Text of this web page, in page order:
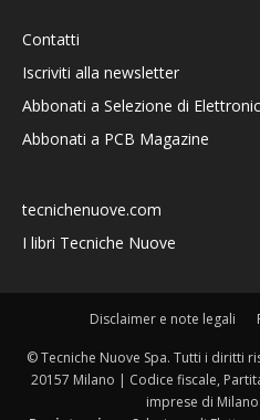
Contatti
Iscriviti alla newsletter
Abbonati a Selezione di
Abbonati a PCB Magazine
tecnichenuove.com
I libri Tecniche Nuove
Disclaimer e note legali
© Tecniche Nuove Spa. Tutti i diritti
20157 Milano | Codice fiscale,
imprese di